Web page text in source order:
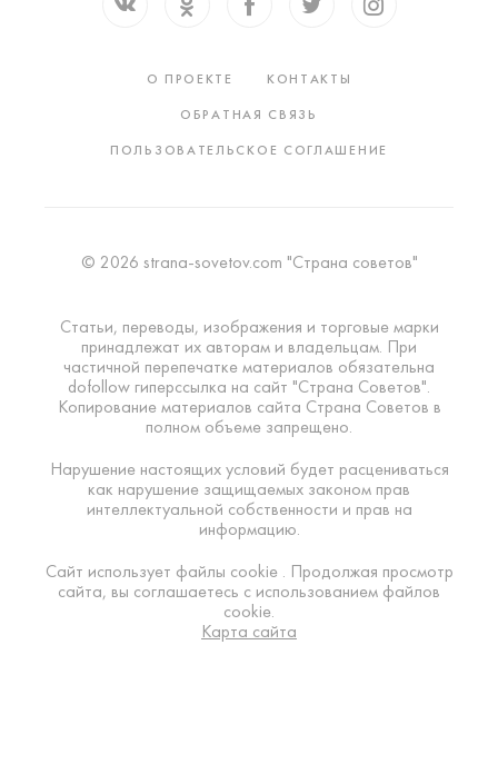
О ПРОЕКТЕ
КОНТАКТЫ
ОБРАТНАЯ СВЯЗЬ
ПОЛЬЗОВАТЕЛЬСКОЕ СОГЛАШЕНИЕ
© 2026 strana-sovetov.com "Страна советов"
Статьи, переводы, изображения и торговые марки
принадлежат их авторам и владельцам. При
частичной перепечатке материалов обязательна
dofollow гиперссылка на сайт "Страна Советов".
Копирование материалов сайта Страна Советов в
полном объеме запрещено.
Нарушение настоящих условий будет расцениваться
как нарушение защищаемых законом прав
интеллектуальной собственности и прав на
информацию.
Сайт использует файлы cookie . Продолжая просмотр
сайта, вы соглашаетесь с использованием файлов
cookie.
Карта сайта